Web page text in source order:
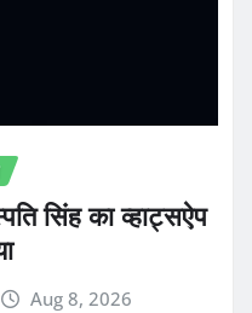
सिंह का व्हाट्सऐप
Aug 8, 2026